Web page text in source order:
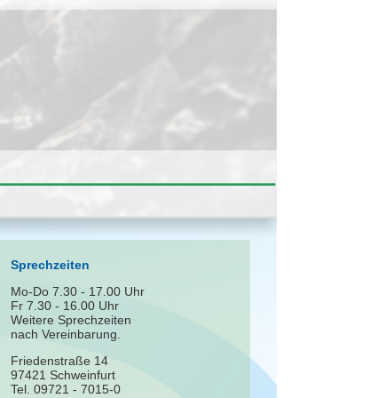
Sprechzeiten
Mo-Do 7.30 - 17.00 Uhr
Fr 7.30 - 16.00 Uhr
Weitere Sprechzeiten
nach Vereinbarung.
Friedenstraße 14
97421 Schweinfurt
Tel. 09721 - 7015-0